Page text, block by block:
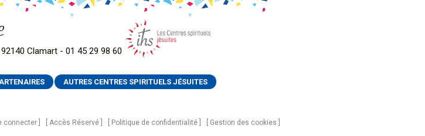
Clamart - 01 45 29 98 60
AUTRES CENTRES SPIRITUELS JÉSUITES
connecter Accès Réservé Politique de confidentialité Gestion des cookies